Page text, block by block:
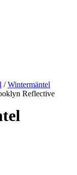
/Wintermäntel
Reflective